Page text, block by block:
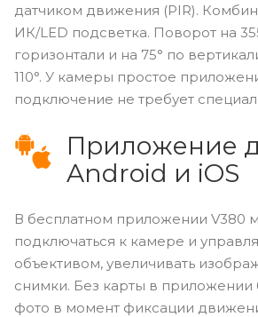
датчиком движения (PIR).
ИК/LED подсветка. Поворот на
горизонтали и на 75° по
110°. У камеры простое
подключение не требует
Приложение
Android и iOS
В бесплатном приложении V380
подключаться к камере и
объективом, увеличивать
снимки. Без карты в приложении
фото в момент фиксации